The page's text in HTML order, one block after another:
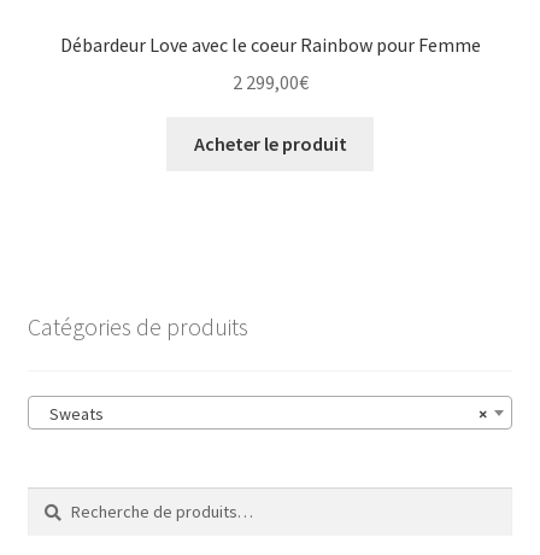
Débardeur Love avec le coeur Rainbow pour Femme
2 299,00€
Acheter le produit
Catégories de produits
×
Sweats
Recherche
pour :
Recherche